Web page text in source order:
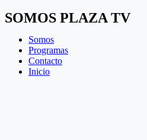
SOMOS PLAZA TV
Somos
Programas
Contacto
Inicio